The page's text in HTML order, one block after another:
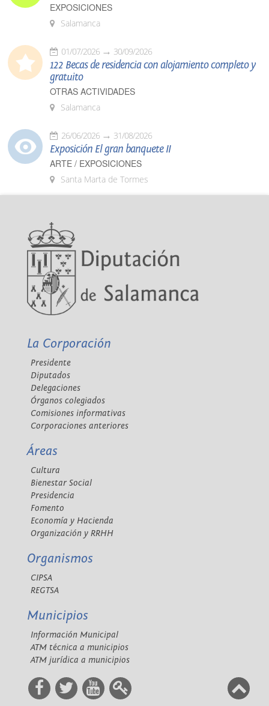
EXPOSICIONES
Salamanca
01/07/2026 30/09/2026
122 Becas de residencia con alojamiento completo y
gratuito
OTRAS ACTIVIDADES
Salamanca
26/06/2026 31/08/2026
Exposición El gran banquete II
ARTE / EXPOSICIONES
Santa Marta de Tormes
La Corporación
Presidente
Diputados
Delegaciones
Órganos colegiados
Comisiones informativas
Corporaciones anteriores
Áreas
Cultura
Bienestar Social
Presidencia
Fomento
Economía y Hacienda
Organización y RRHH
Organismos
CIPSA
REGTSA
Municipios
Información Municipal
ATM técnica a municipios
ATM jurídica a municipios